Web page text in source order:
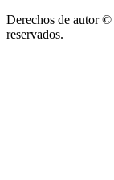
Derechos de autor ©
reservados.